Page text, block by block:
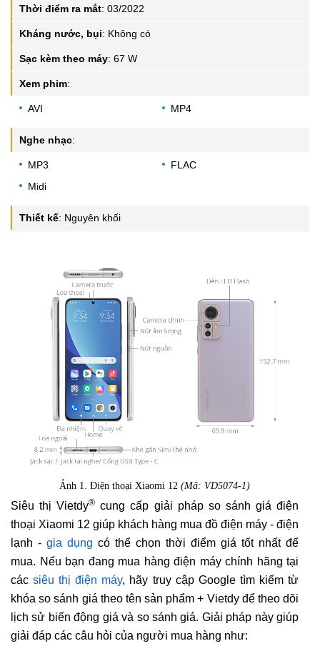
Thời điểm ra mắt: 03/2022
Kháng nước, bụi: Không có
Sạc kèm theo máy: 67 W
Xem phim:
AVI MP4
Nghe nhạc:
MP3
FLAC
Midi
Thiết kế: Nguyên khối
Ảnh 1. Điện thoại Xiaomi 12 (Mã: VD5074-1)
Siêu thị Vietdy® cung cấp giải pháp so sánh giá điện
thoại Xiaomi 12 giúp khách hàng mua đồ điện máy - điện
lạnh - gia dụng có thể chọn thời điểm giá tốt nhất để
mua. Nếu bạn đang mua hàng điện máy chính hãng tại
cácsiêu thị điện máy, hãy truy cập Google tìm kiếm từ
khóa so sánh giá theo tên sản phẩm + Vietdy để theo dõi
lịch sử biến động giá và so sánh giá. Giải pháp này giúp
giải đáp các câu hỏi của người mua hàng như: